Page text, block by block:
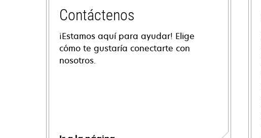
Contáctenos
¡Estamos aquí para ayudar! Elige
cómo te gustaría conectarte con
nosotros.